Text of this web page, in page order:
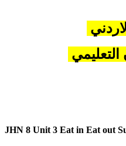
التعليمي
JHN 8 Unit 3 Eat in Eat out